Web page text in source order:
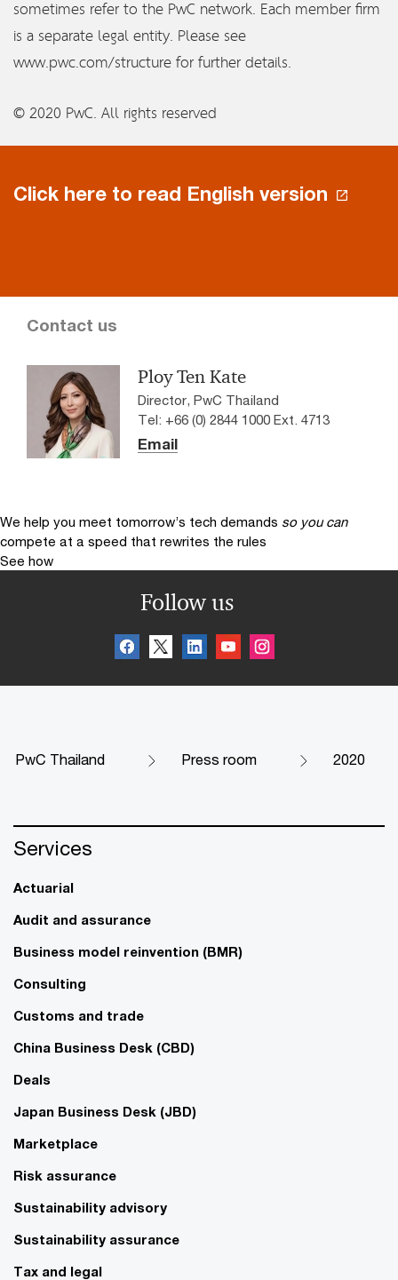
sometimes refer to the PwC network. Each member firm
is a separate legal entity. Please see
www.pwc.com/structure for further details.
© 2020 PwC. All rights reserved
Click here to read English version
Contact us
Ploy Ten Kate
Director, PwC Thailand
Tel: +66 (0) 2844 1000 Ext. 4713
Email
We help you meet tomorrow’s tech demands so you can
compete at a speed that rewrites the rules
See how
Follow us
PwC Thailand Press room 2020
Services
Actuarial
Audit and assurance
Business model reinvention (BMR)
Consulting
Customs and trade
China Business Desk (CBD)
Deals
Japan Business Desk (JBD)
Marketplace
Risk assurance
Sustainability advisory
Sustainability assurance
Tax and legal